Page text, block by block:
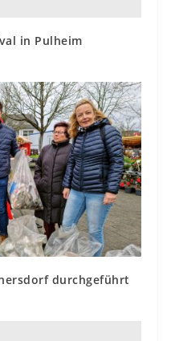
in Pulheim
durchgeführt